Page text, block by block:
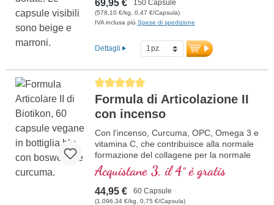
69,95 € 150 Capsule
(578,10 €/kg, 0,47 €/Capsula)
IVA inclusa più Spese di spedizione
Dettagli
Average rating of 5 out of 5 stars
Formula di Articolazione II
con incenso
Con l'incenso, Curcuma, OPC, Omega 3 e
vitamina C, che contribuisce alla normale
formazione del collagene per la normale
funzione della cartilaginea. Per la cura
specifica delle strutture articolari
cartilaginea.
Acquistane 3, il 4° è gratis
44,95 € 60 Capsule
(1.096,34 €/kg, 0,75 €/Capsula)